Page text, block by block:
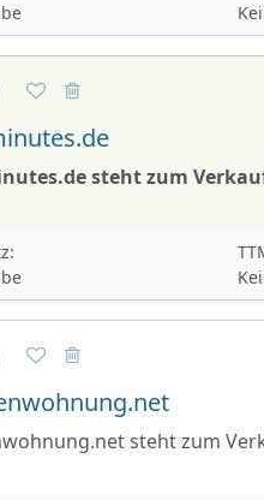
steht zum
steht zum